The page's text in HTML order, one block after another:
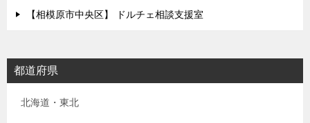
【相模原市中央区】 ドルチェ相談支援室
都道府県
北海道・東北